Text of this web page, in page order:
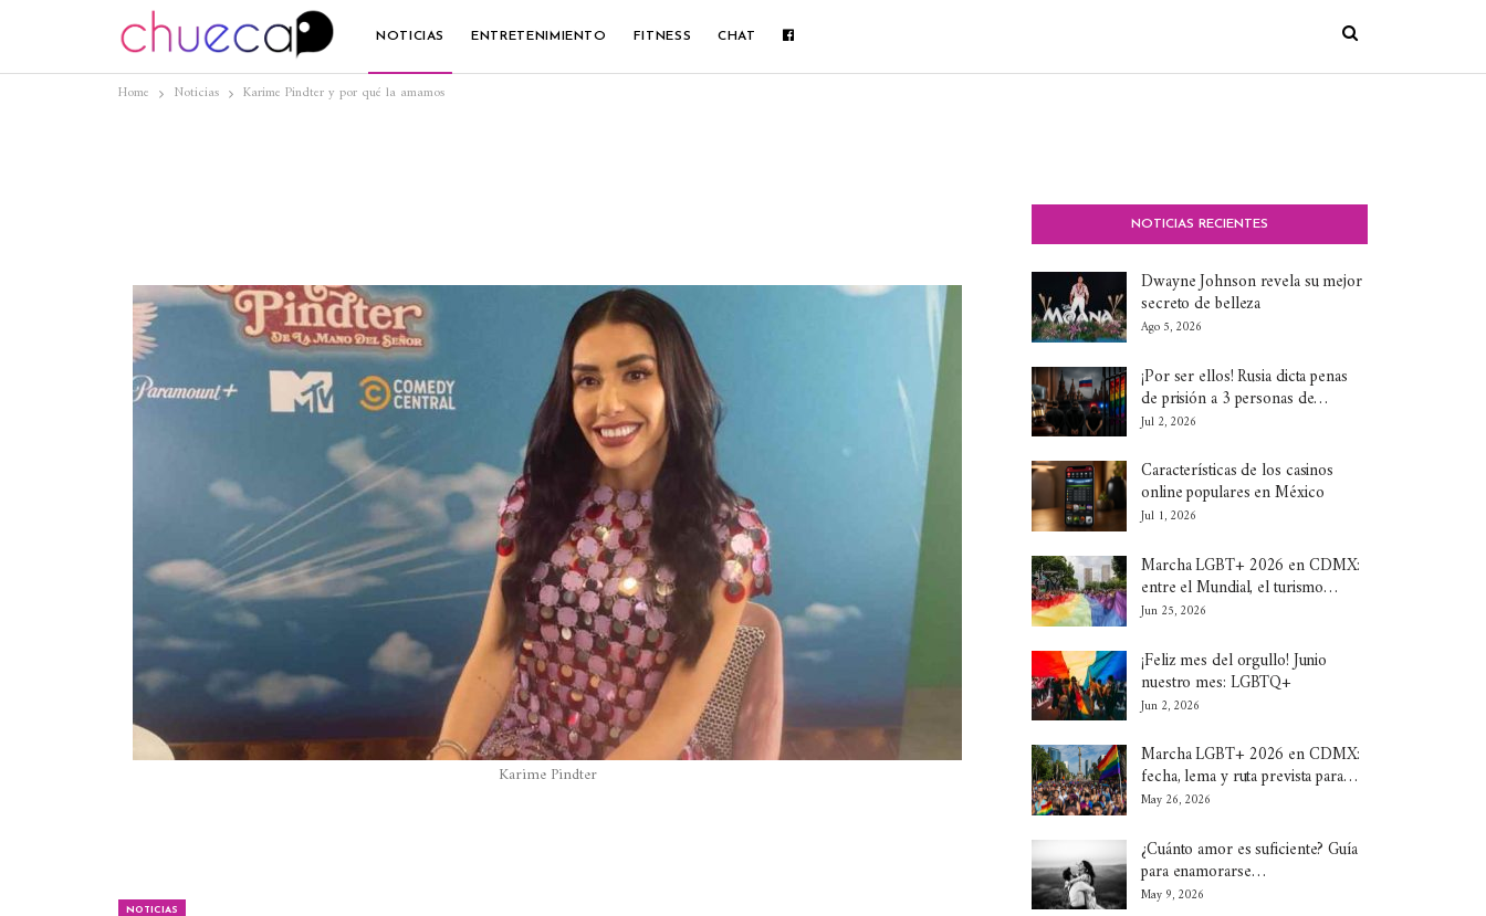
NOTICIAS ENTRETENIMIENTO FITNESS CHAT
Home Noticias Karime Pindter y por qué la amamos
Karime Pindter
NOTICIAS
NOTICIAS RECIENTES
Dwayne Johnson revela su mejor
secreto de belleza
Ago 5, 2026
¡Por ser ellos! Rusia dicta penas
de prisión a 3 personas de…
Jul 2, 2026
Características de los casinos
online populares en México
Jul 1, 2026
Marcha LGBT+ 2026 en CDMX:
entre el Mundial, el turismo…
Jun 25, 2026
¡Feliz mes del orgullo! Junio
nuestro mes: LGBTQ+
Jun 2, 2026
Marcha LGBT+ 2026 en CDMX:
fecha, lema y ruta prevista para…
May 26, 2026
¿Cuánto amor es suficiente? Guía
para enamorarse…
May 9, 2026